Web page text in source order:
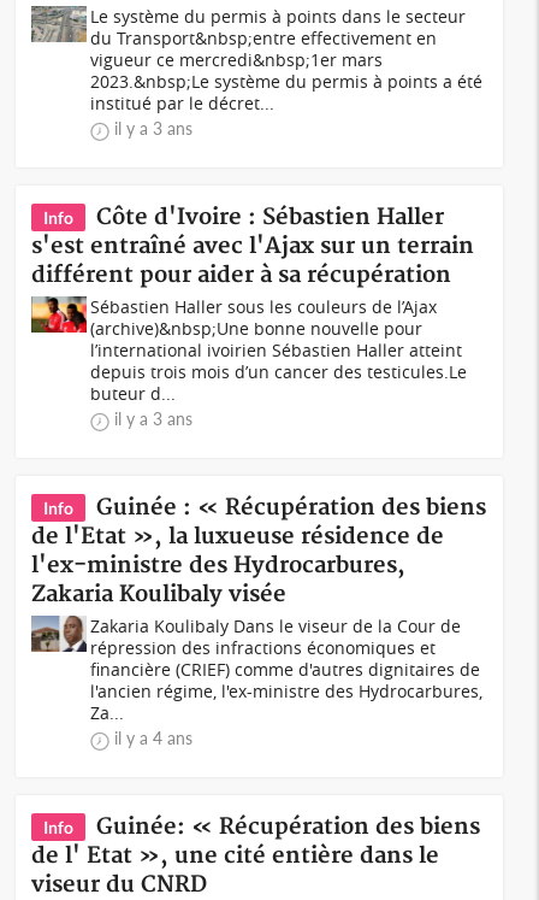
Le système du permis à points dans le secteur
du Transport&nbsp;entre effectivement en
vigueur ce mercredi&nbsp;1er mars
2023.&nbsp;Le système du permis à points a été
institué par le décret...
il y a 3 ans
Info
Côte d'Ivoire : Sébastien Haller
s'est entraîné avec l'Ajax sur un terrain
différent pour aider à sa récupération
Sébastien Haller sous les couleurs de l’Ajax
(archive)&nbsp;Une bonne nouvelle pour
l’international ivoirien Sébastien Haller atteint
depuis trois mois d’un cancer des testicules.Le
buteur d...
il y a 3 ans
Info
Guinée : « Récupération des biens
de l'Etat », la luxueuse résidence de
l'ex-ministre des Hydrocarbures,
Zakaria Koulibaly visée
Zakaria Koulibaly Dans le viseur de la Cour de
répression des infractions économiques et
financière (CRIEF) comme d'autres dignitaires de
l'ancien régime, l'ex-ministre des Hydrocarbures,
Za...
il y a 4 ans
Info
Guinée: « Récupération des biens
de l' Etat », une cité entière dans le
viseur du CNRD